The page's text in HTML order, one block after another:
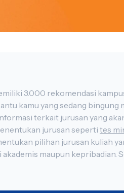
impikan. Maukuliah mempunyai
menentukan jurusan seperti tes
modal dasar untuk menentukan pilihan
dengan program
menjadi bahan pertimbangan memilih jurusan atau program